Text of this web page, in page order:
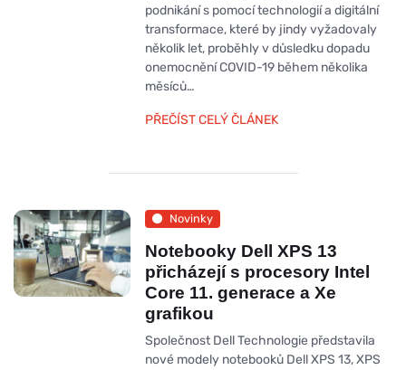
podnikání s pomocí technologií a digitální
transformace, které by jindy vyžadovaly
několik let, proběhly v důsledku dopadu
onemocnění COVID-19 během několika
měsíců…
PŘEČÍST CELÝ ČLÁNEK
Novinky
Notebooky Dell XPS 13
přicházejí s procesory Intel
Core 11. generace a Xe
grafikou
Společnost Dell Technologie představila
nové modely notebooků Dell XPS 13, XPS